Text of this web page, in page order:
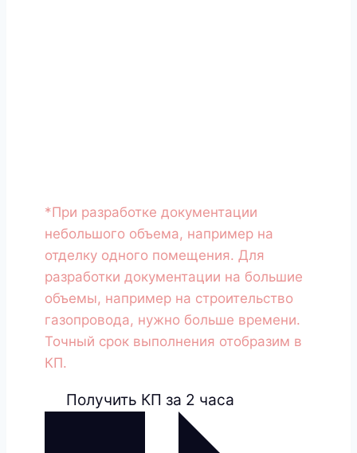
*При разработке документации
небольшого объема, например на
отделку одного помещения. Для
разработки документации на большие
объемы, например на строительство
газопровода, нужно больше времени.
Точный срок выполнения отобразим в
КП.
Получить КП за 2 часа